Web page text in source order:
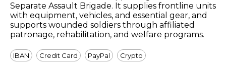
Separate Assault Brigade. It supplies frontline units
with equipment, vehicles, and essential gear, and
supports wounded soldiers through affiliated
patronage, rehabilitation, and welfare programs.
IBAN Credit Card PayPal Crypto